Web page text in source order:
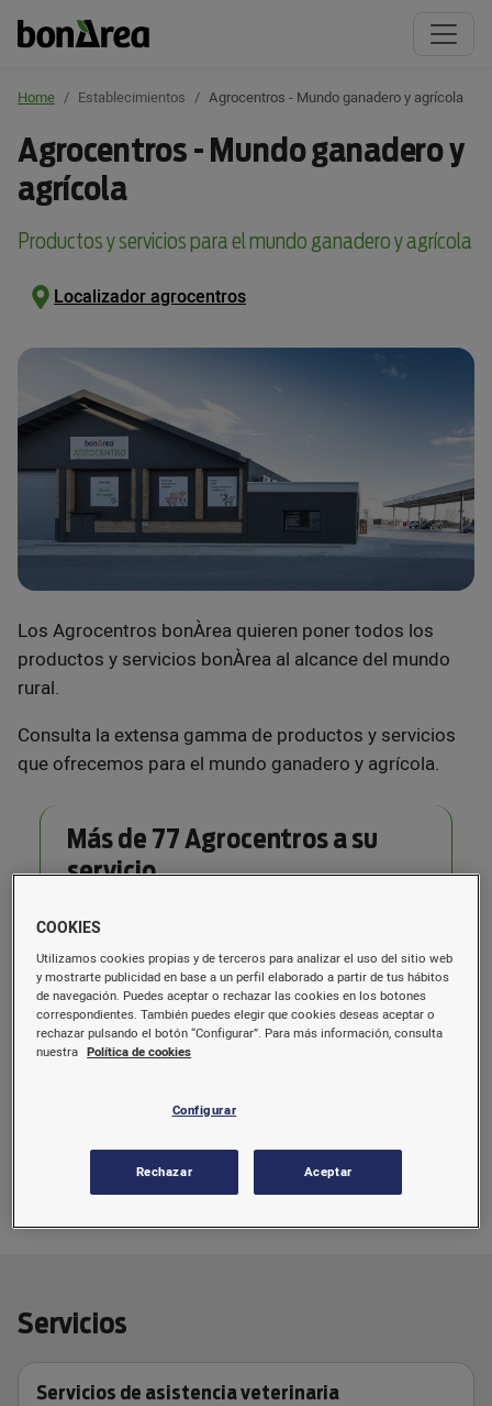
Home Establecimientos Agrocentros - Mundo ganadero y agrícola
Agrocentros - Mundo ganadero y
agrícola
Productos y servicios para el mundo ganadero y agrícola
Localizador agrocentros
Los Agrocentros bonÀrea quieren poner todos los
productos y servicios bonÀrea al alcance del mundo
rural.
Consulta la extensa gamma de productos y servicios
que ofrecemos para el mundo ganadero y agrícola.
Más de 77 Agrocentros a su
servicio
Servicios
Servicios de asistencia veterinaria
COOKIES
Utilizamos cookies propias y de terceros para analizar el uso del sitio web
y mostrarte publicidad en base a un perfil elaborado a partir de tus hábitos
de navegación. Puedes aceptar o rechazar las cookies en los botones
correspondientes. También puedes elegir que cookies deseas aceptar o
rechazar pulsando el botón “Configurar”. Para más información, consulta
nuestra Política de cookies
Configurar
Rechazar Aceptar